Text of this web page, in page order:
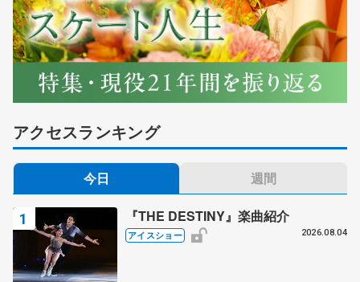
アクセスランキング
今日 週間
『THE DESTINY』楽曲紹介
アイスショー 2026.08.04